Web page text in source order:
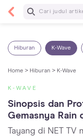
Baca
Hiburan K-Wave
Home > Hiburan > K-Wave
K-WAVE
Sinopsis dan
Gemasnya Rain
Tayang di NET TV